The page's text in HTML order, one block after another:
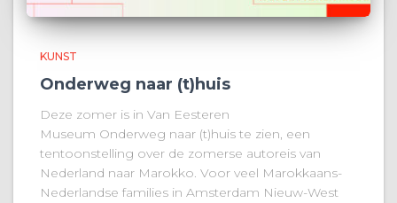
KUNST
Onderweg naar (t)huis
Deze zomer is in Van Eesteren
Museum Onderweg naar (t)huis te zien, een
tentoonstelling over de zomerse autoreis van
Nederland naar Marokko. Voor veel Marokkaans-
Nederlandse families in Amsterdam Nieuw-West